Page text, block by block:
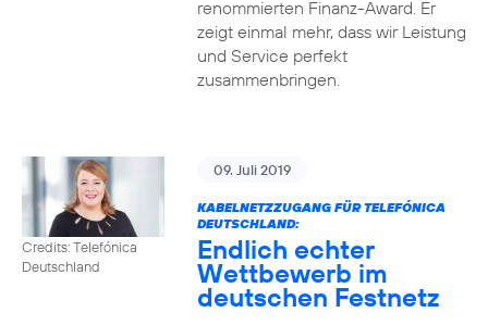
renommierten Finanz-Award. Er
zeigt einmal mehr, dass wir Leistung
und Service perfekt
zusammenbringen.
Credits: Telefónica
Deutschland
09. Juli 2019
KABELNETZZUGANG FÜR TELEFÓNICA
DEUTSCHLAND:
Endlich echter
Wettbewerb im
deutschen Festnetz